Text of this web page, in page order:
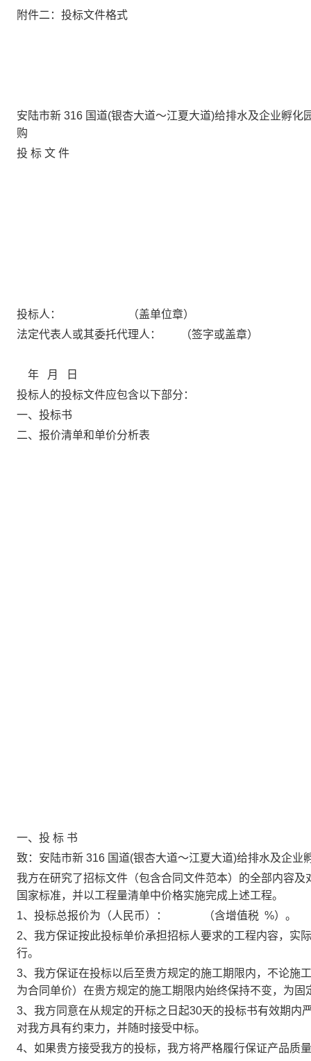
附件二：投标文件格式
安陆市新 316 国道(银杏大道～江夏大道)给排水及企业孵
购
投 标 文 件
投标人：
（盖单位章）
法定代表人或其委托代理人：
（签字或盖章）
年 月
日
投标人的投标文件应包含以下部分 ：
一、投标书
二、报价清单和单价分析表
一、 投 标 书
致： 安陆市新 316 国道(银杏大道～江夏大道)给排水及企业
我方在研究了招标文件（包含合同文件范本）的全部内容
国家标准，并以工程量清单中价格实施完成上述工程。
1、投标总报价为（人民币）：
（含增值税 %）。
2、我方保证按此投标单价承担招标人要求的工程内容，实
行。
3、我方保证在投标以后至贵方规定的施工期限内，不论施
为合同单价）在贵方规定的施工期限内始终保持不变，为固
3、我方同意在从规定的开标之日起30天的投标书有效期内
对我方具有约束力，并随时接受中标。
4、如果贵方接受我方的投标，我方将严格履行保证产品质